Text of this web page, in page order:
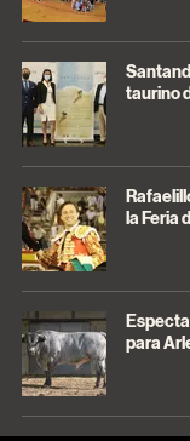
taurino
la Feria
para